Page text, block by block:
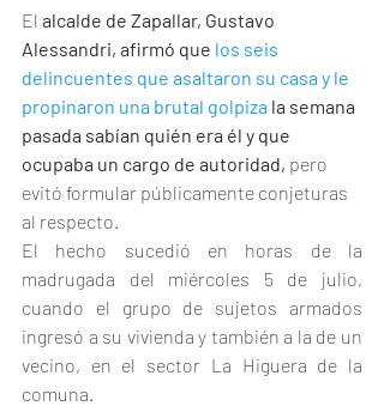
El alcalde de Zapallar, Gustavo
Alessandri, afirmó que los seis
delincuentes que asaltaron su casa y le
propinaron una brutal golpiza la semana
pasada sabían quién era él y que
ocupaba un cargo de autoridad, pero
evitó formular públicamente conjeturas
al respecto.
El hecho sucedió en horas de la
madrugada del miércoles 5 de julio,
cuando el grupo de sujetos armados
ingresó a su vivienda y también a la de un
vecino, en el sector La Higuera de la
comuna.